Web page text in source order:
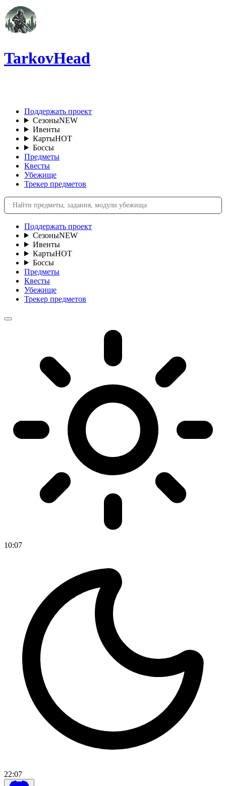
TarkovHead
Поддержать проект
СезоныNEW
Ивенты
КартыHOT
Боссы
Предметы
Квесты
Убежище
Трекер предметов
Поддержать проект
СезоныNEW
Ивенты
КартыHOT
Боссы
Предметы
Квесты
Убежище
Трекер предметов
10:07
22:07